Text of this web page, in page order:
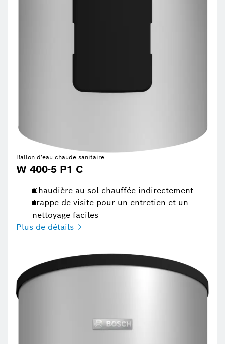
Ballon d'eau chaude sanitaire
W 400-5 P1 C
Chaudière au sol chauffée indirectement
Trappe de visite pour un entretien et un
nettoyage faciles
Plus de détails